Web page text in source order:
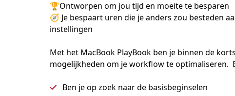
🏆Ontworpen om jou tijd en moeite te besparen
🧭 Je bespaart uren die je anders zou besteden
instellingen
Met het MacBook PlayBook ben je binnen de
mogelijkheden om je workflow te optimaliseren.
Ben je op zoek naar de basisbeginselen